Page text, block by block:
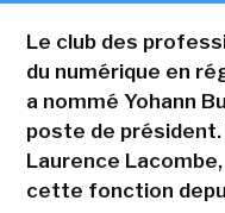
Le club des
du numérique en
a nommé Yohann
poste de président.
Laurence Lacombe,
cette fonction